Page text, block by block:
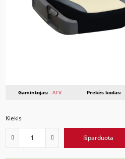
Gamintojas: ATV Prekės kodas:
Kiekis
Išparduota